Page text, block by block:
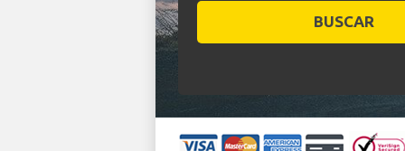
BUSCAR